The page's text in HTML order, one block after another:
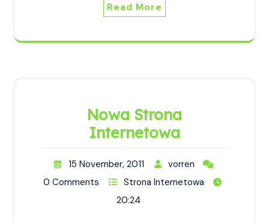
Read More
Nowa Strona
Internetowa
15 November, 2011
vorren
0 Comments
Strona Internetowa
20:24